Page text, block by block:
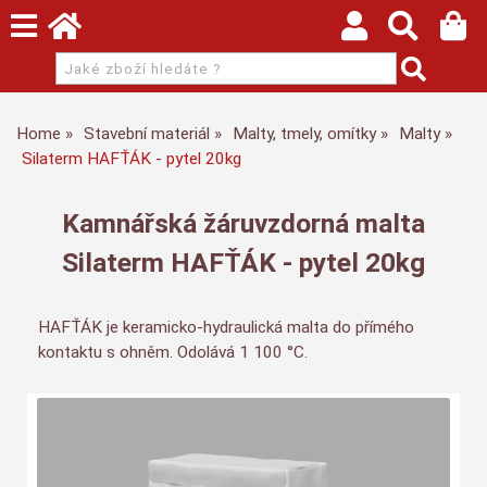
Home Stavební materiál Malty, tmely, omítky
Malty
Silaterm HAFŤÁK - pytel 20kg
Kamnářská žáruvzdorná malta
Silaterm HAFŤÁK - pytel 20kg
HAFŤÁK je keramicko-hydraulická malta do přímého
kontaktu s ohněm. Odolává 1 100 °C.